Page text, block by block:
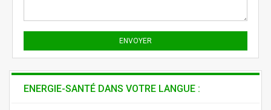
ENERGIE-SANTÉ DANS VOTRE LANGUE :